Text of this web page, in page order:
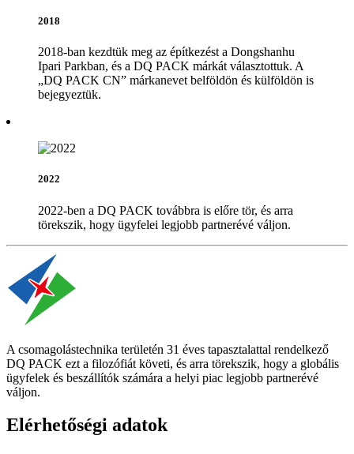
2018
2018-ban kezdtük meg az építkezést a Dongshanhu
Ipari Parkban, és a DQ PACK márkát választottuk. A
„DQ PACK CN” márkanevet belföldön és külföldön is
bejegyeztük.
2022
2022-ben a DQ PACK továbbra is előre tör, és arra
törekszik, hogy ügyfelei legjobb partnerévé váljon.
A csomagolástechnika területén 31 éves tapasztalattal rendelkező
DQ PACK ezt a filozófiát követi, és arra törekszik, hogy a globális
ügyfelek és beszállítók számára a helyi piac legjobb partnerévé
váljon.
Elérhetőségi adatok